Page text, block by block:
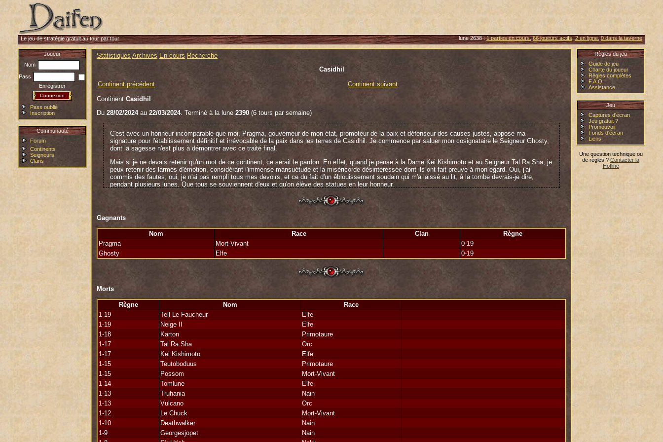
Le jeu de stratégie gratuit au tour par tour lune 2638 :1 parties en cours,66 joueurs actifs, 2 en ligne,0 dans la taverne
Joueur
Nom
Pass
Enregistrer
Pass oublié
Inscription
Communauté
Forum
Continents
Seigneurs
Clans
Statistiques Archives En cours Recherche
Casidhil
Continent précédent
Continent suivant
Continent Casidhil
Du 28/02/2024au 22/03/2024. Terminé à la lune 2390 (6 tours par semaine)
C'est avec un honneur incomparable que moi, Pragma, gouverneur de mon état, promoteur de la paix et défenseur des causes justes, appose ma
signature pour l'établissement définitif et irrévocable de la paix dans les terres de Casidhil. Je commence par saluer mon cosignataire le Seigneur Ghosty,
dont la sagesse n'est plus à démontrer avec ce traité final.
Mais si je ne devais retenir qu'un mot de ce continent, ce serait le pardon. En effet, quand je pense à la Dame Kei Kishimoto et au Seigneur Tal Ra Sha, je
peux retenir des larmes d'émotion, considérant l'immense mansuétude et la miséricorde désintéressée dont ils ont fait preuve à mon égard. Oui, j'ai
commis des fautes, oui, je n'ai pas rempli tous mes devoirs, et ce du fait d'un éblouissement soudain qui m'a laissé au lit, à la tombe devrais-je dire,
pendant plusieurs lunes. Que tous se souviennent d'eux et qu'on élève des statues en leur honneur.
Enfin, je ne peux terminer sans témoigner de ma reconnaissance éternelle envers le Seigneur Tell Le Faucheur, le seul, l'unique qui a su voir la
malveillance et la félonie des Dames Karton et Neige II. Ma tristesse de ne pas le compter parmi les signataires me déchire les entrailles. Gloire à vous,
Seigneur Tell Le Faucheur, et puissiez-vous regagner vos droits auprès de ces Dames traîtresses.
Pragma, gouverneur de son état, promoteur de la paix et défenseur des causes justes
***
Gagnants
Nom Race Clan
Règne
Pragma
Mort-Vivant
0-19
Ghosty
Elfe 0-19
Morts
Règne Nom
Race
1-19
Tell Le Faucheur
Elfe
1-19
Neige II
Elfe
1-18
Karton
Primotaure
1-17
Tal Ra Sha
Orc
1-17
Kei Kishimoto
Elfe
1-15
Teutoboduus
Primotaure
1-15
Possom
Mort-Vivant
1-14
Tomlune
Elfe
1-13
Truhania
Nain
1-13
Vulcano
Orc
1-12
Le Chuck
Mort-Vivant
1-10
Deathwalker
Nain
1-9
Georgesjopet
Nain
Règles du jeu
Guide de jeu
Charte du joueur
Règles complètes
F.A.Q.
Assistance
Jeu
Captures d'écran
Jeu gratuit ?
Promouvoir
Fonds d'écran
Liens
Une question technique ou
de règles ? Contacter la
Hotline